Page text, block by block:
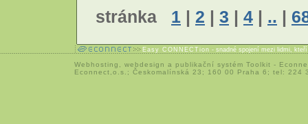
stránka 1 | 2 | 3 | 4 | .. |
Easy CONNECTion - snadné spojení mezi lidmi,
Webhosting webdesign a publikační systém Toolkit -
Econnect,o.s.; Českomalínská 23; 160 00 Praha 6; tel: 224